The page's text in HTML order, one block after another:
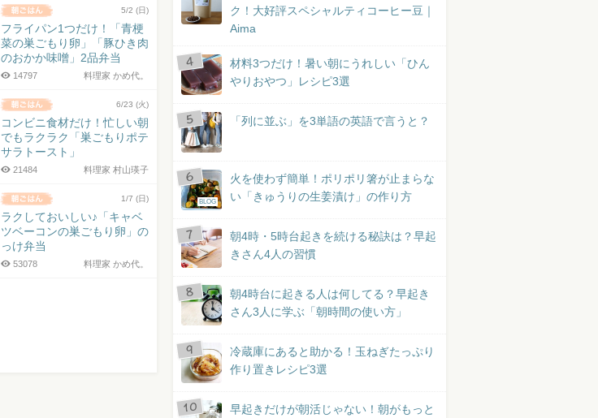
5/2 (日)
フライパン1つだけ！「青梗
菜の巣ごもり卵」「豚ひき肉
のおかか味噌」2品弁当
料理家 かめ代。
14797
6/23 (火)
コンビニ食材だけ！忙しい朝
でもラクラク「巣ごもりポテ
サラトースト」
料理家 村山瑛子
21484
1/7 (日)
ラクしておいしい♪「キャベ
ツベーコンの巣ごもり卵」の
っけ弁当
料理家 かめ代。
53078
ク！大好評スペシャルティコーヒー豆｜
Aima
材料3つだけ！暑い朝にうれしい「ひん
やりおやつ」レシピ3選
「列に並ぶ」を3単語の英語で言うと？
BLOG
火を使わず簡単！ポリポリ箸が止まらな
い「きゅうりの生姜漬け」の作り方
朝4時・5時台起きを続ける秘訣は？早起
きさん4人の習慣
朝4時台に起きる人は何してる？早起き
さん3人に学ぶ「朝時間の使い方」
冷蔵庫にあると助かる！玉ねぎたっぷり
作り置きレシピ3選
早起きだけが朝活じゃない！朝がもっと